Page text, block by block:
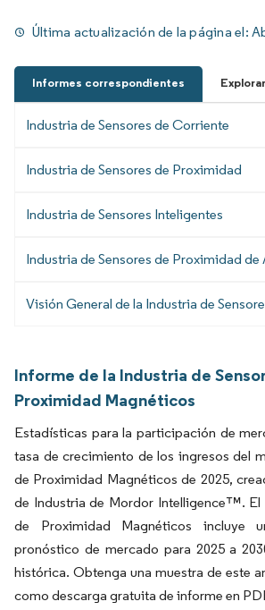
Última actualización de la página el:
Informes correspondientes
Industria de Sensores de Corriente
Industria de Sensores de Proximidad
Industria de Sensores Inteligentes
Industria de Sensores de Proximidad de
Visión General de la Industria de
Informe de la Industria de
Proximidad Magnéticos
Estadísticas para la participación de
tasa de crecimiento de los ingresos del
de Proximidad Magnéticos de 2025,
de Industria de Mordor Intelligence™. El
de Proximidad Magnéticos incluye
pronóstico de mercado para 2025 a
histórica. Obtenga una muestra de este
como descarga gratuita de informe en